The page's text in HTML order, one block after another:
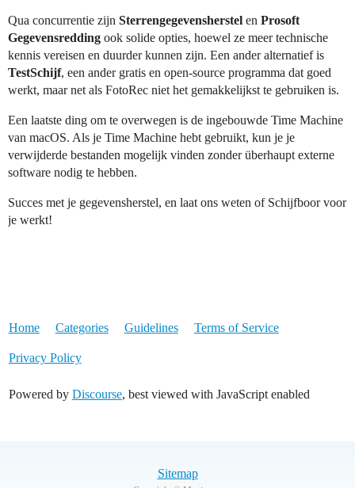
Qua concurrentie zijn Sterrengegevensherstel en Prosoft
Gegevensredding ook solide opties, hoewel ze meer technische
kennis vereisen en duurder kunnen zijn. Een ander alternatief is
TestSchijf, een ander gratis en open-source programma dat goed
werkt, maar net als FotoRec niet het gemakkelijkst te gebruiken is.
Een laatste ding om te overwegen is de ingebouwde Time Machine
van macOS. Als je Time Machine hebt gebruikt, kun je je
verwijderde bestanden mogelijk vinden zonder überhaupt externe
software nodig te hebben.
Succes met je gegevensherstel, en laat ons weten of Schijfboor voor
je werkt!
Home Categories Guidelines Terms of Service
Privacy Policy
Powered by Discourse, best viewed with JavaScript enabled
Sitemap